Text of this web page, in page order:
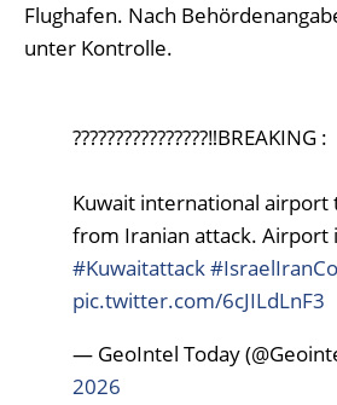
Flughafen. Nach
unter Kontrolle.
????????????????‼️BREAKING :
Kuwait international airport
from Iranian attack. Airport
#Kuwaitattack
pic.twitter.com/6cJILdLnF3
— GeoIntel Today
2026